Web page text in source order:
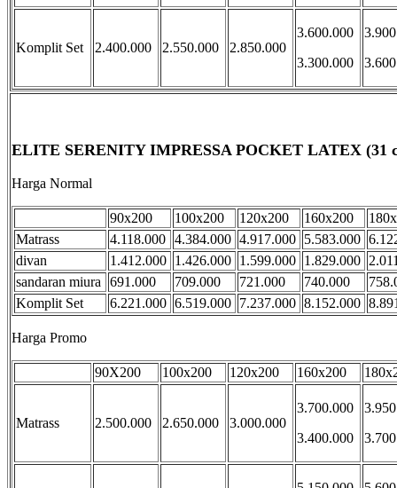
Komplit Set 2.400.000 2.550.000 2.850.000
3.600.000
3.300.000
ELITE SERENITY IMPRESSA POCKET LATEX (31
Harga Normal
90x200 100x200 120x200 160x200
Matrass
4.118.000 4.384.000 4.917.000 5.583.000
divan
1.412.000 1.426.000 1.599.000 1.829.000
sandaran miura
691.000 709.000 721.000 740.000
Komplit Set
6.221.000 6.519.000 7.237.000 8.152.000
Harga Promo
90X200 100x200 120x200 160x200
Matrass 2.500.000 2.650.000 3.000.000
3.700.000
3.400.000